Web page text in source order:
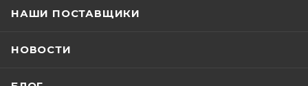
НАШИ ПОСТАВЩИКИ
НОВОСТИ